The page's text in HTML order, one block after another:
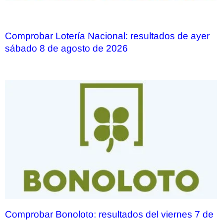
Comprobar Lotería Nacional: resultados de ayer
sábado 8 de agosto de 2026
Comprobar Bonoloto: resultados del viernes 7 de